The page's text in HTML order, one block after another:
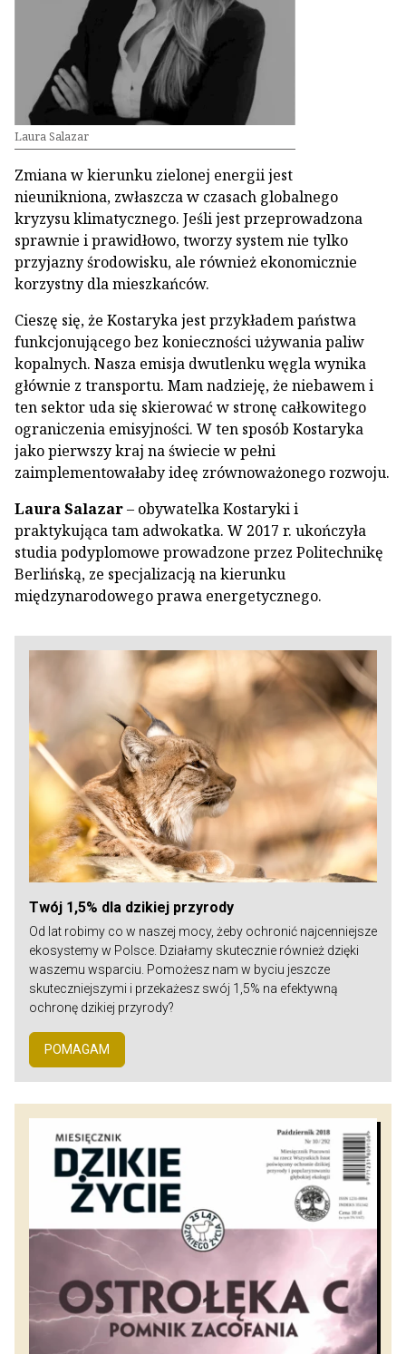
Laura Salazar
Zmiana w kierunku zielonej energii jest
nieunikniona, zwłaszcza w czasach globalnego
kryzysu klimatycznego. Jeśli jest przeprowadzona
sprawnie i prawidłowo, tworzy system nie tylko
przyjazny środowisku, ale również ekonomicznie
korzystny dla mieszkańców.
Cieszę się, że Kostaryka jest przykładem państwa
funkcjonującego bez konieczności używania paliw
kopalnych. Nasza emisja dwutlenku węgla wynika
głównie z transportu. Mam nadzieję, że niebawem i
ten sektor uda się skierować w stronę całkowitego
ograniczenia emisyjności. W ten sposób Kostaryka
jako pierwszy kraj na świecie w pełni
zaimplementowałaby ideę zrównoważonego rozwoju.
Laura Salazar– obywatelka Kostaryki i
praktykująca tam adwokatka. W 2017 r. ukończyła
studia podyplomowe prowadzone przez Politechnikę
Berlińską, ze specjalizacją na kierunku
międzynarodowego prawa energetycznego.
Twój 1,5% dla dzikiej przyrody
Od lat robimy co w naszej mocy, żeby ochronić najcenniejsze
ekosystemy w Polsce. Działamy skutecznie również dzięki
waszemu wsparciu. Pomożesz nam w byciu jeszcze
skuteczniejszymi i przekażesz swój 1,5% na efektywną
ochronę dzikiej przyrody?
POMAGAM